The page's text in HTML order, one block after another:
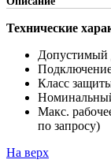
Технические
Допустимый
Класс
Макс.
по запросу)
На верх